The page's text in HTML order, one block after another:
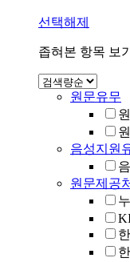
선택해제
좁혀본 항목 보
원문유무
음성지원
원문제공